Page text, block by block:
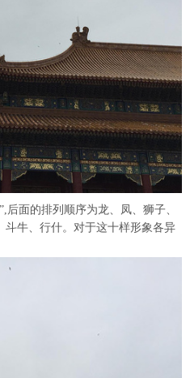
面的排列顺序为龙、凤、狮子、
斗牛、行什。对于这十样形象各异